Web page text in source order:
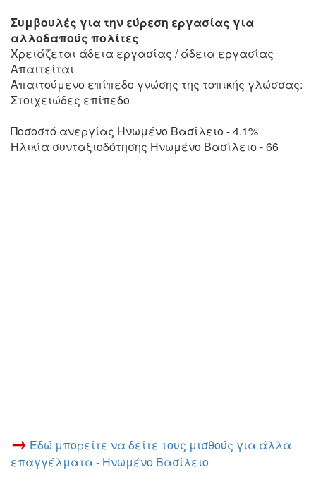
Συμβουλές για την εύρεση εργασίας για
αλλοδαπούς πολίτες
Χρειάζεται άδεια εργασίας / άδεια εργασίας
Απαιτείται
Απαιτούμενο επίπεδο γνώσης της τοπικής γλώσσας:
Στοιχειώδες επίπεδο
Ποσοστό ανεργίας Ηνωμένο Βασίλειο - 4.1%
Ηλικία συνταξιοδότησης Ηνωμένο Βασίλειο - 66
→ Εδώ μπορείτε να δείτε τους μισθούς για άλλα
επαγγέλματα - Ηνωμένο Βασίλειο